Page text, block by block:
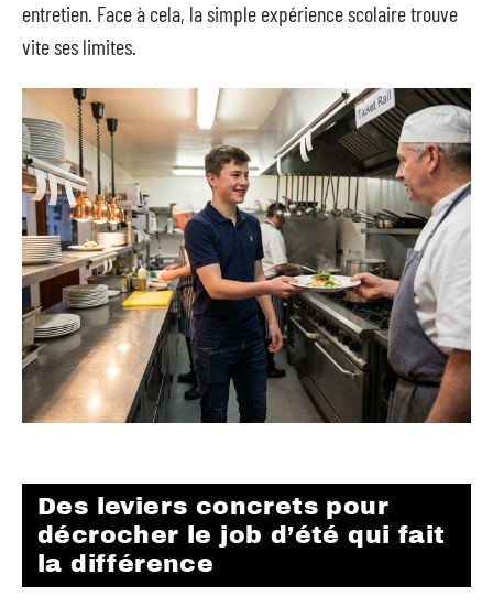
entretien. Face à cela, la simple expérience scolaire trouve
vite ses limites.
Des leviers concrets pour
décrocher le job d’été qui fait
la différence